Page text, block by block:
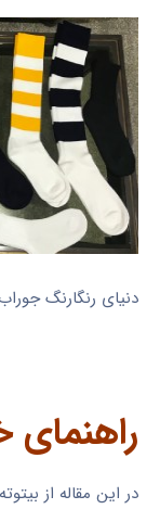
دنیای رنگارنگ
راهنمای
در این مقاله از